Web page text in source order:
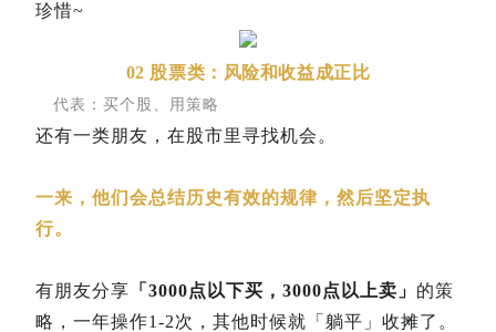
珍惜~
02 股票类：风险和收益成正比
代表： 买个股、用策略
还有一类朋友，在股市里寻找机会。
一来，他们会总结历史有效的规律，然后坚定执
行。
有朋友分享 「3000点以下买，3000点以上卖」 的策
略，一年操作1-2次，其他时候就「躺平」收摊了。